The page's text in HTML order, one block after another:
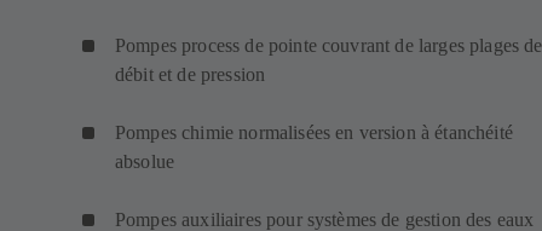
Pompes process de pointe couvrant de larges plages de
débit et de pression
Pompes chimie normalisées en version à étanchéité
absolue
Pompes auxiliaires pour systèmes de gestion des eaux